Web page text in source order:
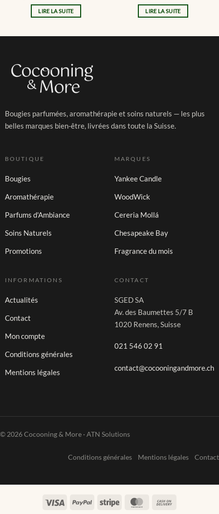
initial
était :
LIRE LA SUITE LIRE LA SUITE
Bougies parfumées, aromathérapie et soins naturels — les plus
belles marques bien-être, livrées dans toute la Suisse.
BOUTIQUE
Bougies
Aromathérapie
Parfums d'Ambiance
Soins Naturels
Promotions
MARQUES
Yankee Candle
WoodWick
Cereria Mollá
Chesapeake Bay
Fragrance du mois
INFORMATIONS
Actualités
Contact
Mon compte
Conditions générales
Mentions légales
CONTACT
SGED SA
Av. des Baumettes 5/7 B
1020 Renens, Suisse
021 546 02 91
contact@cocooningandmore.ch
© 2026 Cocooning & More · ATN Solutions
Conditions générales Mentions légales Contact
Visa PayPal Stripe MasterCard